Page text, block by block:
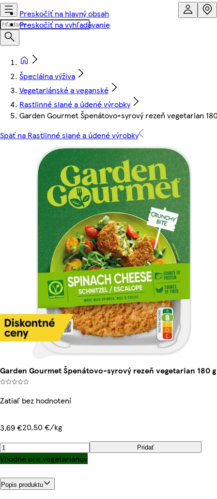
Preskočiť na hlavný obsah
Preskočiť na vyhľadávanie
Špeciálna výživa
Vegetariánské a veganské
Rastlinné slané a údené výrobky
Garden Gourmet Špenátovo-syrový rezeň vegetarian
Späť na Rastlinné slané a údené výrobky
Garden Gourmet Špenátovo-syrový rezeň vegetarian 180 g
Zatiaľ bez hodnotení
3,69 €20,50 €/kg
Pridať
Vhodné pre vegetariánov
Popis produktu